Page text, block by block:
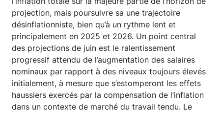
projection, mais poursuivre sa une trajectoire
désinflationniste, bien qu’à un rythme lent et
principalement en 2025 et 2026. Un point central
des projections de juin est le ralentissement
progressif attendu de l’augmentation des salaires
nominaux par rapport à des niveaux toujours élevés
initialement, à mesure que s’estomperont les effets
haussiers exercés par la compensation de l’inflation
dans un contexte de marché du travail tendu. Le